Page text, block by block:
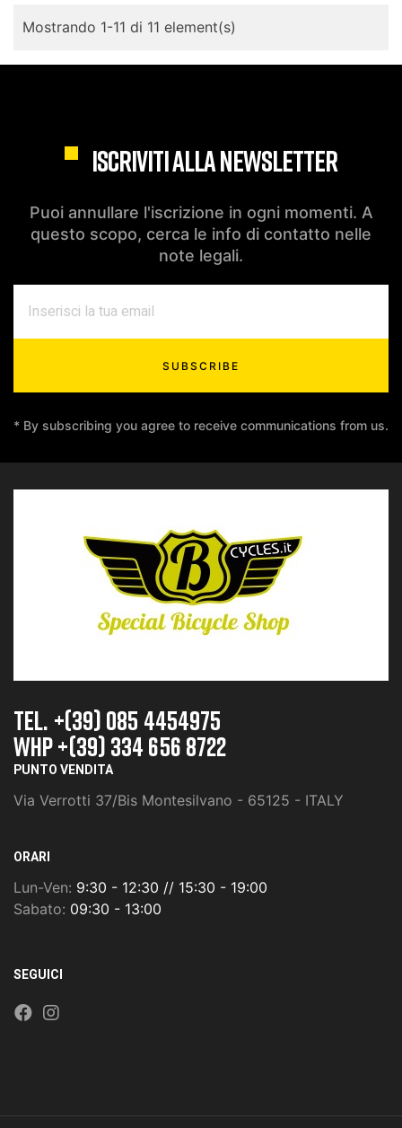
Mostrando 1-11 di 11 element(s)
ISCRIVITI ALLA NEWSLETTER
Puoi annullare l'iscrizione in ogni momenti. A
questo scopo, cerca le info di contatto nelle
note legali.
SUBSCRIBE
* By subscribing you agree to receive communications from us.
TEL. +(39) 085 4454975
whp +(39) 334 656 8722
PUNTO VENDITA
Via Verrotti 37/Bis Montesilvano - 65125 - ITALY
ORARI
Lun-Ven: 9:30 - 12:30 // 15:30 - 19:00
Sabato: 09:30 - 13:00
SEGUICI